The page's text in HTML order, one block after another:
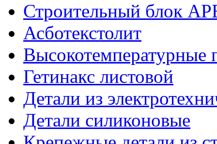
Строительный блок
Асботекстолит
Высокотемпературные
Гетинакс листовой
Детали из
Детали силиконовые